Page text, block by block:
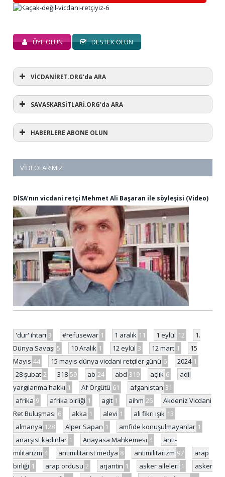
ÜYE OLUN DESTEK OLUN
VİCDANİRET.ORG'da ARA
SAVASKARSİTLARİ.ORG'da ARA
HABERLERE ABONE OLUN
VIDEOLARIMIZ
DİSA’nın vicdani retçi Mehmet Ali Başaran ile söyleşisi (Video)
'dur' ihtarı 3 #refusewar 1 1 aralık 11 1 eylül 12
1.
Dünya Savaşı 5 10 Aralık 1 12 eylül 3 12 mart 1
15
Mayıs 44 15 mayıs dünya vicdani retçiler günü 6 2024 1
28 şubat 2 318 59 ab 24 abd 319 açlık 6
adil
yargılanma hakkı 1 Af Örgütü 61 afganistan 31
afrika 9 afrika birliği 1 agit 1 aihm 26
Akdeniz Vicdani
Ret Buluşması 6 akka 1 alevi 1 ali fikri ışık 13
almanya 128 Alper Sapan 1 amfide konuşulmayanlar 1
anarşist kadınlar 1 Anayasa Mahkemesi 4
anti-
militarizm 4 antimilitarist medya 8 antimilitarizm 97
arap
birliği 1 arap ordusu 2 arjantin 1 asker aileleri 1
asker